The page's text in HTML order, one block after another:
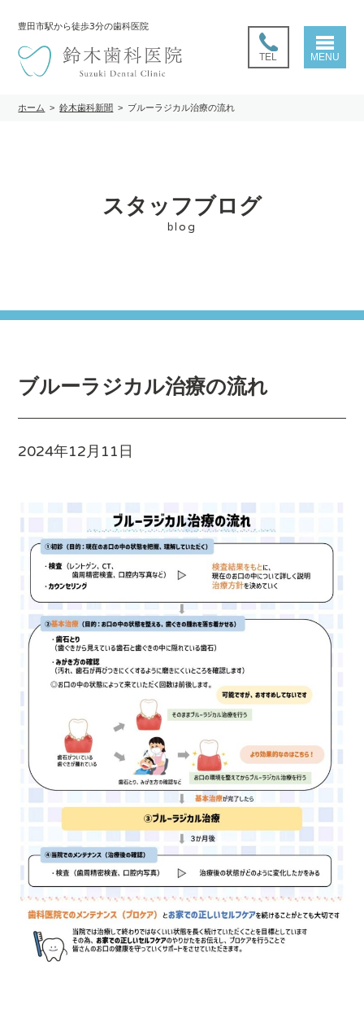
豊田市駅から徒歩3分の歯科医院
TEL MENU
ホーム >鈴木歯科新聞 > ブルーラジカル治療の流れ
スタッフブログ
blog
ブルーラジカル治療の流れ
2024年12月11日